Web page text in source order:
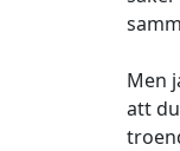
Men
att